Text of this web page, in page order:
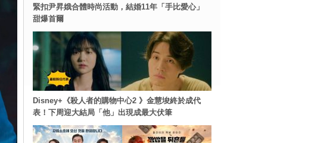
緊扣尹昇娥合體時尚活動，結婚11年「手比愛心」
甜爆首爾
Disney+《殺人者的購物中心2 》金慧埈終於成代
表！下周迎大結局「他」出現成最大伏筆